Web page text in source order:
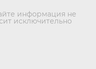
информация не
исключительно